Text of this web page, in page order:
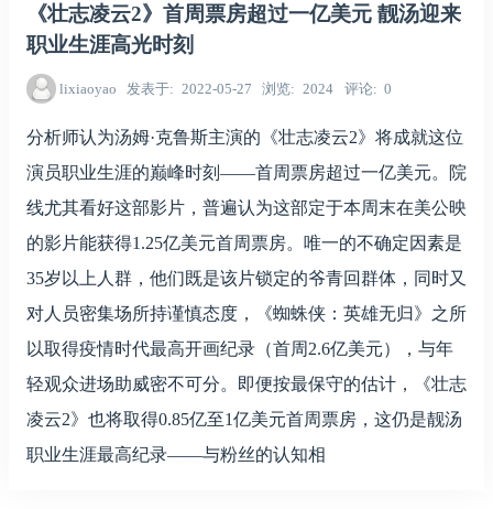
《壮志凌云2》首周票房超过一亿美元 靓汤迎来
职业生涯高光时刻
lixiaoyao 发表于 2022-05-27 浏览 2024 评论 0
分析师认为汤姆·克鲁斯主演的《壮志凌云2》将成就这位
演员职业生涯的巅峰时刻——首周票房超过一亿美元。院
线尤其看好这部影片，普遍认为这部定于本周末在美公映
的影片能获得1.25亿美元首周票房。唯一的不确定因素是
35岁以上人群，他们既是该片锁定的爷青回群体，同时又
对人员密集场所持谨慎态度，《蜘蛛侠：英雄无归》之所
以取得疫情时代最高开画纪录（首周2.6亿美元），与年
轻观众进场助威密不可分。即便按最保守的估计，《壮志
凌云2》也将取得0.85亿至1亿美元首周票房，这仍是靓汤
职业生涯最高纪录——与粉丝的认知相